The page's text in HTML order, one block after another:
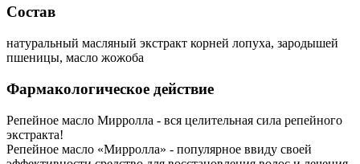
Состав
натуральный масляный экстракт корней лопуха, зародышей
пшеницы, масло жожоба
Фармакологическое действие
Репейное масло Мирролла - вся целительная сила репейного
экстракта!
Репейное масло «Мирролла» - популярное ввиду своей